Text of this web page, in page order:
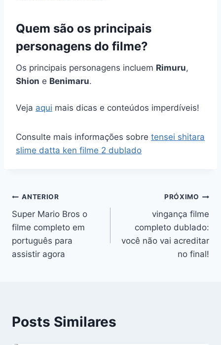
Quem são os principais
personagens do filme?
Os principais personagens incluem Rimuru,
Shion e Benimaru.
Veja aqui mais dicas e conteúdos imperdíveis!
Consulte mais informações sobre tensei shitara
slime datta ken filme 2 dublado
Navegação
de
Post
ANTERIOR
Super Mario Bros o
filme completo em
português para
assistir agora
PRÓXIMO
vingança filme
completo dublado:
você não vai acreditar
no final!
Posts Similares